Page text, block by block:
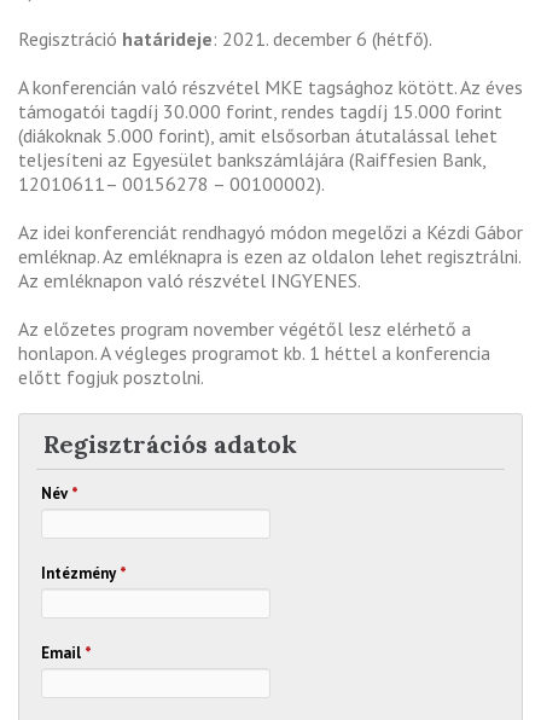
Regisztráció határideje: 2021. december 6 (hétfő).
A konferencián való részvétel MKE tagsághoz kötött. Az éves
támogatói tagdíj 30.000 forint, rendes tagdíj 15.000 forint
(diákoknak 5.000 forint), amit elsősorban átutalással lehet
teljesíteni az Egyesület bankszámlájára (Raiffesien Bank,
12010611– 00156278 – 00100002).
Az idei konferenciát rendhagyó módon megelőzi a Kézdi Gábor
emléknap. Az emléknapra is ezen az oldalon lehet regisztrálni.
Az emléknapon való részvétel INGYENES.
Az előzetes program november végétől lesz elérhető a
honlapon. A végleges programot kb. 1 héttel a konferencia
előtt fogjuk posztolni.
Regisztrációs adatok
Név*
Intézmény*
Email *